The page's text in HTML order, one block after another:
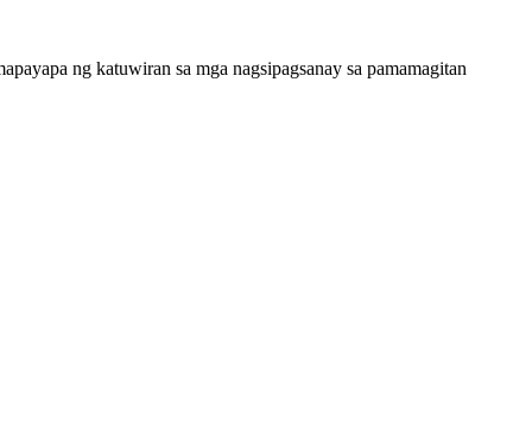
ng katuwiran sa mga nagsipagsanay sa pamamagitan